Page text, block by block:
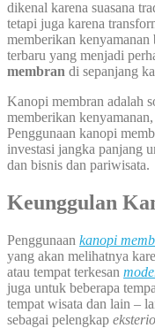
dikenal karena suasana
tetapi juga karena
memberikan
terbaru yang menjadi
membran di sepanjang
Kanopi membran adalah
memberikan
Penggunaan kanopi
investasi jangka panjang
dan bisnis dan pariwisata.
Keunggulan
Penggunaan kanopi
yang akan melihatnya
atau tempat terkesan
juga untuk beberapa
tempat wisata dan lain –
sebagai pelengkap